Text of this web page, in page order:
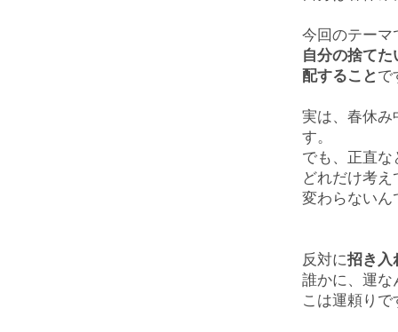
今回のテーマ
自分の捨て
配すること で
実は、春休み
す。
でも、正直
どれだけ考
変わらないん
反対に招き入
誰かに、運な
こは運頼りで